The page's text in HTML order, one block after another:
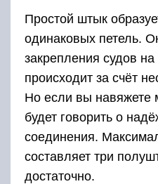
Простой штык
одинаковых петель.
закрепления судов
происходит за счёт
Но если вы навяжете
будет говорить о
соединения.
составляет три
достаточно.